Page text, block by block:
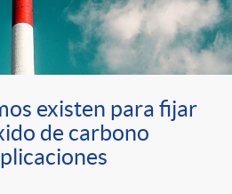
existen para fijar
de carbono